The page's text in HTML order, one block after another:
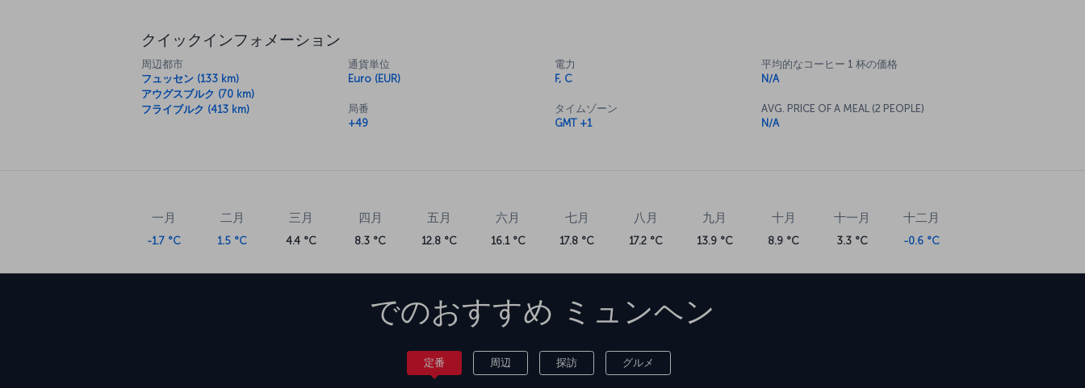
クイックインフォメーション
周辺都市
フュッセン (133 km)
アウグスブルク (70 km)
フライブルク (413 km)
通貨単位
Euro (EUR)
局番
+49
電力
F, C
タイムゾーン
GMT +1
平均的なコーヒー 1 杯の価格
N/A
AVG. PRICE OF A MEAL (2 PEOPLE)
N/A
一月
-1.7 °C
二月
1.5 °C
三月
4.4 °C
四月
8.3 °C
五月
12.8 °C
六月
16.1 °C
七月
17.8 °C
八月
17.2 °C
九月
13.9 °C
十月
8.9 °C
十一月
3.3 °C
十二月
-0.6 °C
でのおすすめ ミュンヘン
定番 周辺 探訪 グルメ